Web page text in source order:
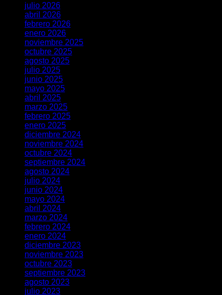
julio 2026
abril 2026
febrero 2026
enero 2026
noviembre 2025
octubre 2025
agosto 2025
julio 2025
junio 2025
mayo 2025
abril 2025
marzo 2025
febrero 2025
enero 2025
diciembre 2024
noviembre 2024
octubre 2024
septiembre 2024
agosto 2024
julio 2024
junio 2024
mayo 2024
abril 2024
marzo 2024
febrero 2024
enero 2024
diciembre 2023
noviembre 2023
octubre 2023
septiembre 2023
agosto 2023
julio 2023